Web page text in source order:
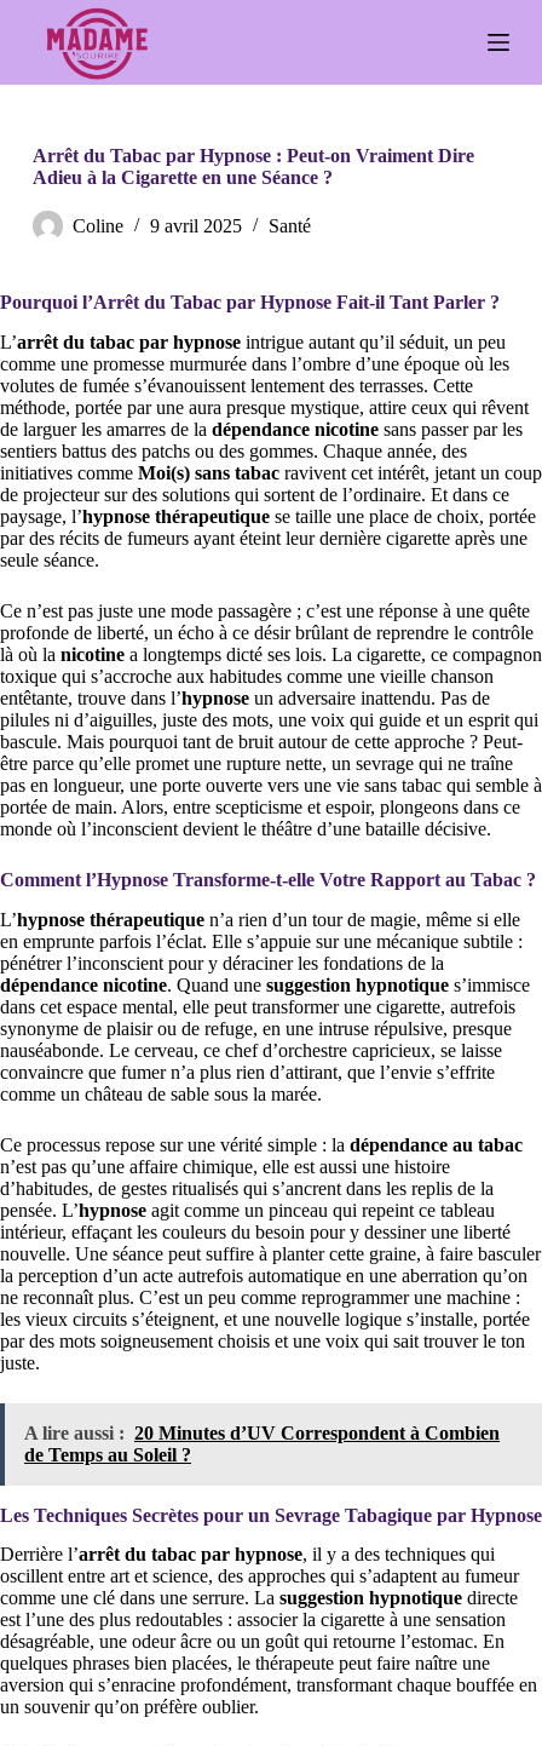
s
o
n
Arrêt du Tabac par Hypnose : Peut-on Vraiment Dire
Adieu à la Cigarette en une Séance ?
Coline 9 avril 2025 Santé
Pourquoi l’Arrêt du Tabac par Hypnose Fait-il Tant Parler ?
L’arrêt du tabac par hypnose intrigue autant qu’il séduit, un peu
comme une promesse murmurée dans l’ombre d’une époque où les
volutes de fumée s’évanouissent lentement des terrasses. Cette
méthode, portée par une aura presque mystique, attire ceux qui rêvent
de larguer les amarres de la dépendance nicotine sans passer par les
sentiers battus des patchs ou des gommes. Chaque année, des
initiatives comme Moi(s) sans tabac ravivent cet intérêt, jetant un coup
de projecteur sur des solutions qui sortent de l’ordinaire. Et dans ce
paysage, l’hypnose thérapeutique se taille une place de choix, portée
par des récits de fumeurs ayant éteint leur dernière cigarette après une
seule séance.
Ce n’est pas juste une mode passagère ; c’est une réponse à une quête
profonde de liberté, un écho à ce désir brûlant de reprendre le contrôle
là où la nicotine a longtemps dicté ses lois. La cigarette, ce compagnon
toxique qui s’accroche aux habitudes comme une vieille chanson
entêtante, trouve dans l’hypnose un adversaire inattendu. Pas de
pilules ni d’aiguilles, juste des mots, une voix qui guide et un esprit qui
bascule. Mais pourquoi tant de bruit autour de cette approche ? Peut-
être parce qu’elle promet une rupture nette, un sevrage qui ne traîne
pas en longueur, une porte ouverte vers une vie sans tabac qui semble à
portée de main. Alors, entre scepticisme et espoir, plongeons dans ce
monde où l’inconscient devient le théâtre d’une bataille décisive.
Comment l’Hypnose Transforme-t-elle Votre Rapport au Tabac ?
L’hypnose thérapeutique n’a rien d’un tour de magie, même si elle
en emprunte parfois l’éclat. Elle s’appuie sur une mécanique subtile :
pénétrer l’inconscient pour y déraciner les fondations de la
dépendance nicotine. Quand une suggestion hypnotique s’immisce
dans cet espace mental, elle peut transformer une cigarette, autrefois
synonyme de plaisir ou de refuge, en une intruse répulsive, presque
nauséabonde. Le cerveau, ce chef d’orchestre capricieux, se laisse
convaincre que fumer n’a plus rien d’attirant, que l’envie s’effrite
comme un château de sable sous la marée.
Ce processus repose sur une vérité simple : la dépendance au tabac
n’est pas qu’une affaire chimique, elle est aussi une histoire
d’habitudes, de gestes ritualisés qui s’ancrent dans les replis de la
pensée. L’hypnose agit comme un pinceau qui repeint ce tableau
intérieur, effaçant les couleurs du besoin pour y dessiner une liberté
nouvelle. Une séance peut suffire à planter cette graine, à faire basculer
la perception d’un acte autrefois automatique en une aberration qu’on
ne reconnaît plus. C’est un peu comme reprogrammer une machine :
les vieux circuits s’éteignent, et une nouvelle logique s’installe, portée
par des mots soigneusement choisis et une voix qui sait trouver le ton
juste.
A lire aussi : 20 Minutes d’UV Correspondent à Combien
de Temps au Soleil ?
Les Techniques Secrètes pour un Sevrage Tabagique par Hypnose
Derrière l’arrêt du tabac par hypnose, il y a des techniques qui
oscillent entre art et science, des approches qui s’adaptent au fumeur
comme une clé dans une serrure. La suggestion hypnotique directe
est l’une des plus redoutables : associer la cigarette à une sensation
désagréable, une odeur âcre ou un goût qui retourne l’estomac. En
quelques phrases bien placées, le thérapeute peut faire naître une
aversion qui s’enracine profondément, transformant chaque bouffée en
un souvenir qu’on préfère oublier.